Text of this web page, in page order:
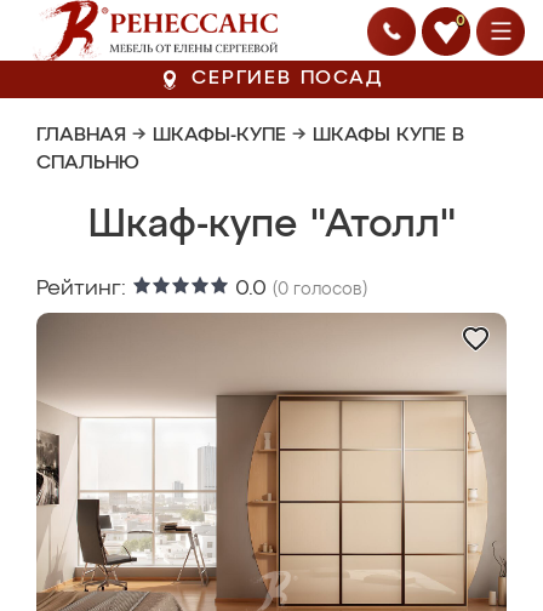
0
СЕРГИЕВ ПОСАД
ГЛАВНАЯ → ШКАФЫ-КУПЕ → ШКАФЫ КУПЕ В
СПАЛЬНЮ
Шкаф-купе "Атолл"
Рейтинг: 0.0 (0 голосов)